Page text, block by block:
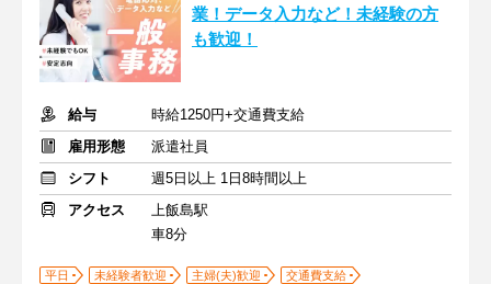
業！データ入力など！未経験の方
も歓迎！
給与
時給1250円+交通費支給
雇用形態
派遣社員
シフト
週5日以上 1日8時間以上
アクセス
上飯島駅
車8分
平日 未経験者歓迎 主婦(夫)歓迎
交通費支給